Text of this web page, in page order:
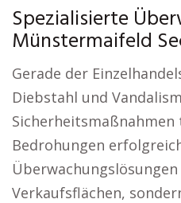
Spezialisierte
Münstermaifeld
Gerade der
Diebstahl und
Sicherheitsmaßnahmen
Bedrohungen
Verkaufsflächen,